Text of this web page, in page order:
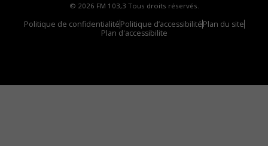
© 2026 FM 103,3 Tous droits réservés.
Politique de confidentialitéPolitique d’accessibilitéPlan du site
Plan d'accessibilite